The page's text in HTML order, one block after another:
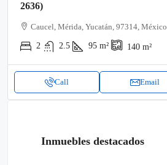
2636)
Caucel, Mérida, Yucatán, 97314, México
2 2.5 95 m² 140 m²
Call Email
Inmuebles destacados